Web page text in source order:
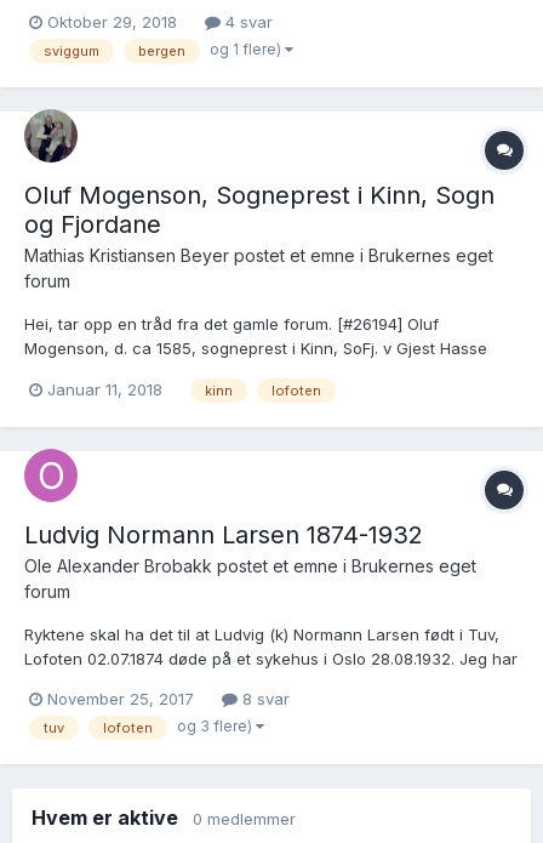
johannes-christenson-beim-fødd-i-hafslo-1815-konfirmert-1830-
forsvinn-sporlaust-men-truleg-avliden-før-1879-lagnaden-hans-
Oktober 29, 2018 4 svar
sviggum bergen og 1 flere)
Oluf Mogenson, Sogneprest i Kinn, Sogn
og Fjordane
Mathias Kristiansen Beyer postet et emne i Brukernes eget
forum
Hei, tar opp en tråd fra det gamle forum. [#26194] Oluf
Mogenson, d. ca 1585, sogneprest i Kinn, SoFj. v Gjest Hasse
innlegg fra Olaf Thorstensen nye opplysninger for meg. "Siden
Januar 11, 2018 kinn lofoten
Ludvig Normann Larsen 1874-1932
Ole Alexander Brobakk postet et emne i Brukernes eget
forum
Ryktene skal ha det til at Ludvig (k) Normann Larsen født i Tuv,
Lofoten 02.07.1874 døde på et sykehus i Oslo 28.08.1932. Jeg har
finner han ikke der. Jeg har info på hans foreldre, kone & barn.
Så jeg er egentlig på jakt etter en be...
November 25, 2017 8 svar
tuv lofoten og 3 flere)
Hvem er aktive 0 medlemmer